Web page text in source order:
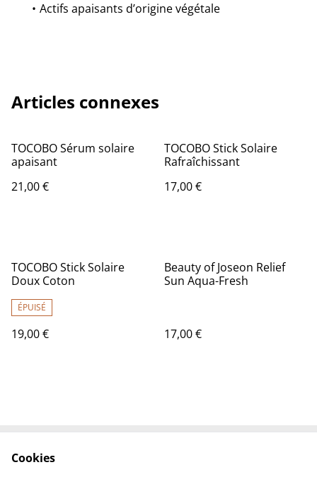
Actifs apaisants d’origine végétale
Articles connexes
TOCOBO Sérum solaire
apaisant
21,00 €
TOCOBO Stick Solaire
Rafraîchissant
17,00 €
TOCOBO Stick Solaire
Doux Coton
ÉPUISÉ
19,00 €
Beauty of Joseon Relief
Sun Aqua-Fresh
17,00 €
Cookies